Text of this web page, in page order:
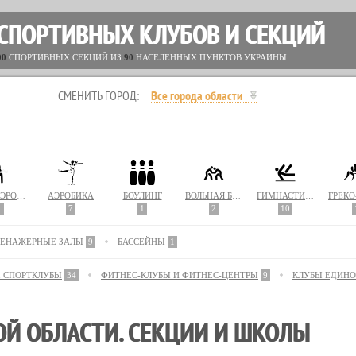
КЛУБОВ И СЕКЦИЙ
СПОРТИВНЫХ СЕКЦИЙ ИЗ 90 НАСЕЛЕННЫХ ПУНКТОВ УКРАИНЫ
СМЕНИТЬ ГОРОД: Все города области
АЭРОБИКА
7
БОУЛИНГ
1
2
10
ЗАЛЫ 9 БАССЕЙНЫ 1
СПОРТКЛУБЫ 34 ФИТНЕС-КЛУБЫ И ФИТНЕС-ЦЕНТРЫ 9 КЛУБЫ
ОБЛАСТИ. СЕКЦИИ И ШКОЛЫ